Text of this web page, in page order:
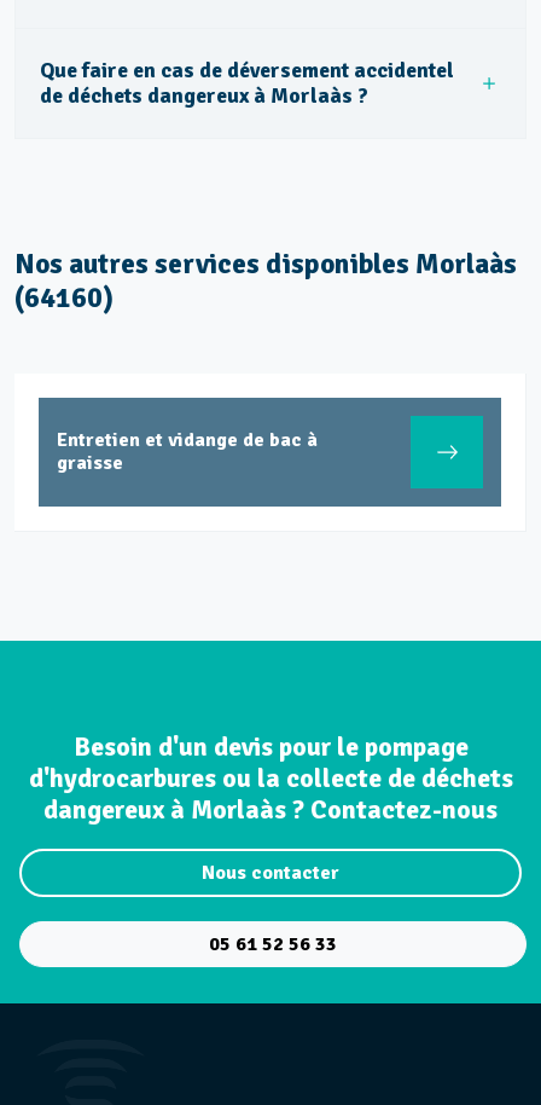
Que faire en cas de déversement accidentel
de déchets dangereux à Morlaàs ?
Nos autres services disponibles Morlaàs
(64160)
Entretien et vidange de bac à
graisse
Besoin d'un devis pour le pompage
d'hydrocarbures ou la collecte de déchets
dangereux à Morlaàs ? Contactez-nous
Nous contacter
05 61 52 56 33